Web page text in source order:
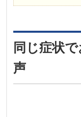
同じ症状
声